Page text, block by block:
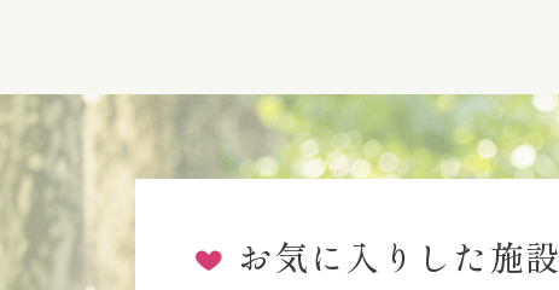
お気に入りした施設